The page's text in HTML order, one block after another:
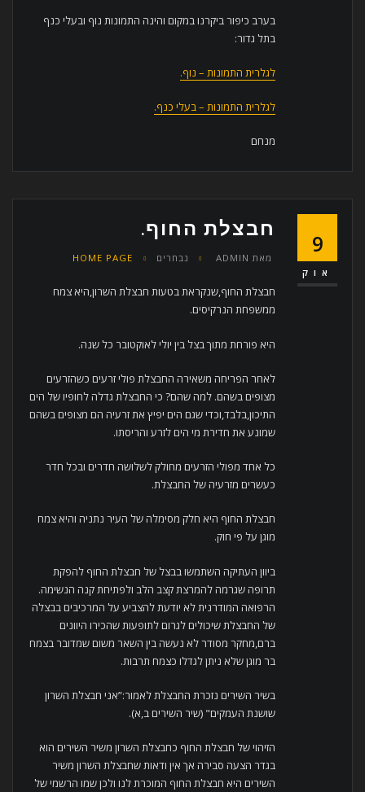
בערב כיפור ביקרנו במקום והינה התמונות נוף ובעלי כנף
בתל גדור:
לגלרית התמונות – נוף.
לגלרית התמונות – בעלי כנף.
מנחם
9
אוק
חבצלת החוף.
מאת ADMIN נבחרים HOME PAGE
חבצלת החוף,שנקראת בטעות חבצלת השרון,היא צמח
ממשפחת הנרקיסים.
היא פורחת מתוך בצל בין יולי לאוקטובר כל שנה.
לאחר הפריחה משאירה החבצלת פולי זרעים כשהזרעים
מצופים בשהם. למה שהם? כי החבצלת גדלה לחופיו של הים
התיכון,בלבד,וכדי שגם הים יפיץ את זרעיה הם מצופים בשהם
שמונע את חדירת מי הים לזרע והריסתו.
כל אחד מפולי הזרעים מחולק לשלושה חדרים ובכל חדר
כעשרים מזרעיה של החבצלת.
חבצלת החוף היא חלק מסימלה של העיר נתניה והיא צמח
מוגן על פי חוק.
ביוון העתיקה השתמשו בבצל של חבצלת החוף להפקת
תרופה שגרמה להמרצת קצב הלב ולפתיחת קנה הנשימה.
הרפואה המודרנית לא יודעת להצביע על המרכיבים בבצלה
של החבצלת שיכולים לגרום לתופעות שהכירו היוונים
ברם,מחקר מסודר לא נעשה בין השאר משום שמדובר בצמח
בר מוגן שלא ניתן לגדלו כצמח תרבות.
בשיר השירים נזכרת החבצלת לאמור:”אני חבצלת השרון
שושנת העמקים" (שיר השירים ב,א).
הזיהוי של חבצלת החוף כחבצלת השרון משיר השירים הוא
בגדר הצעה סבירה אך אין ודאות שחבצלת השרון משיר
השירים היא חבצלת החוף המוכרת לנו ולכן שמו הרשמי של